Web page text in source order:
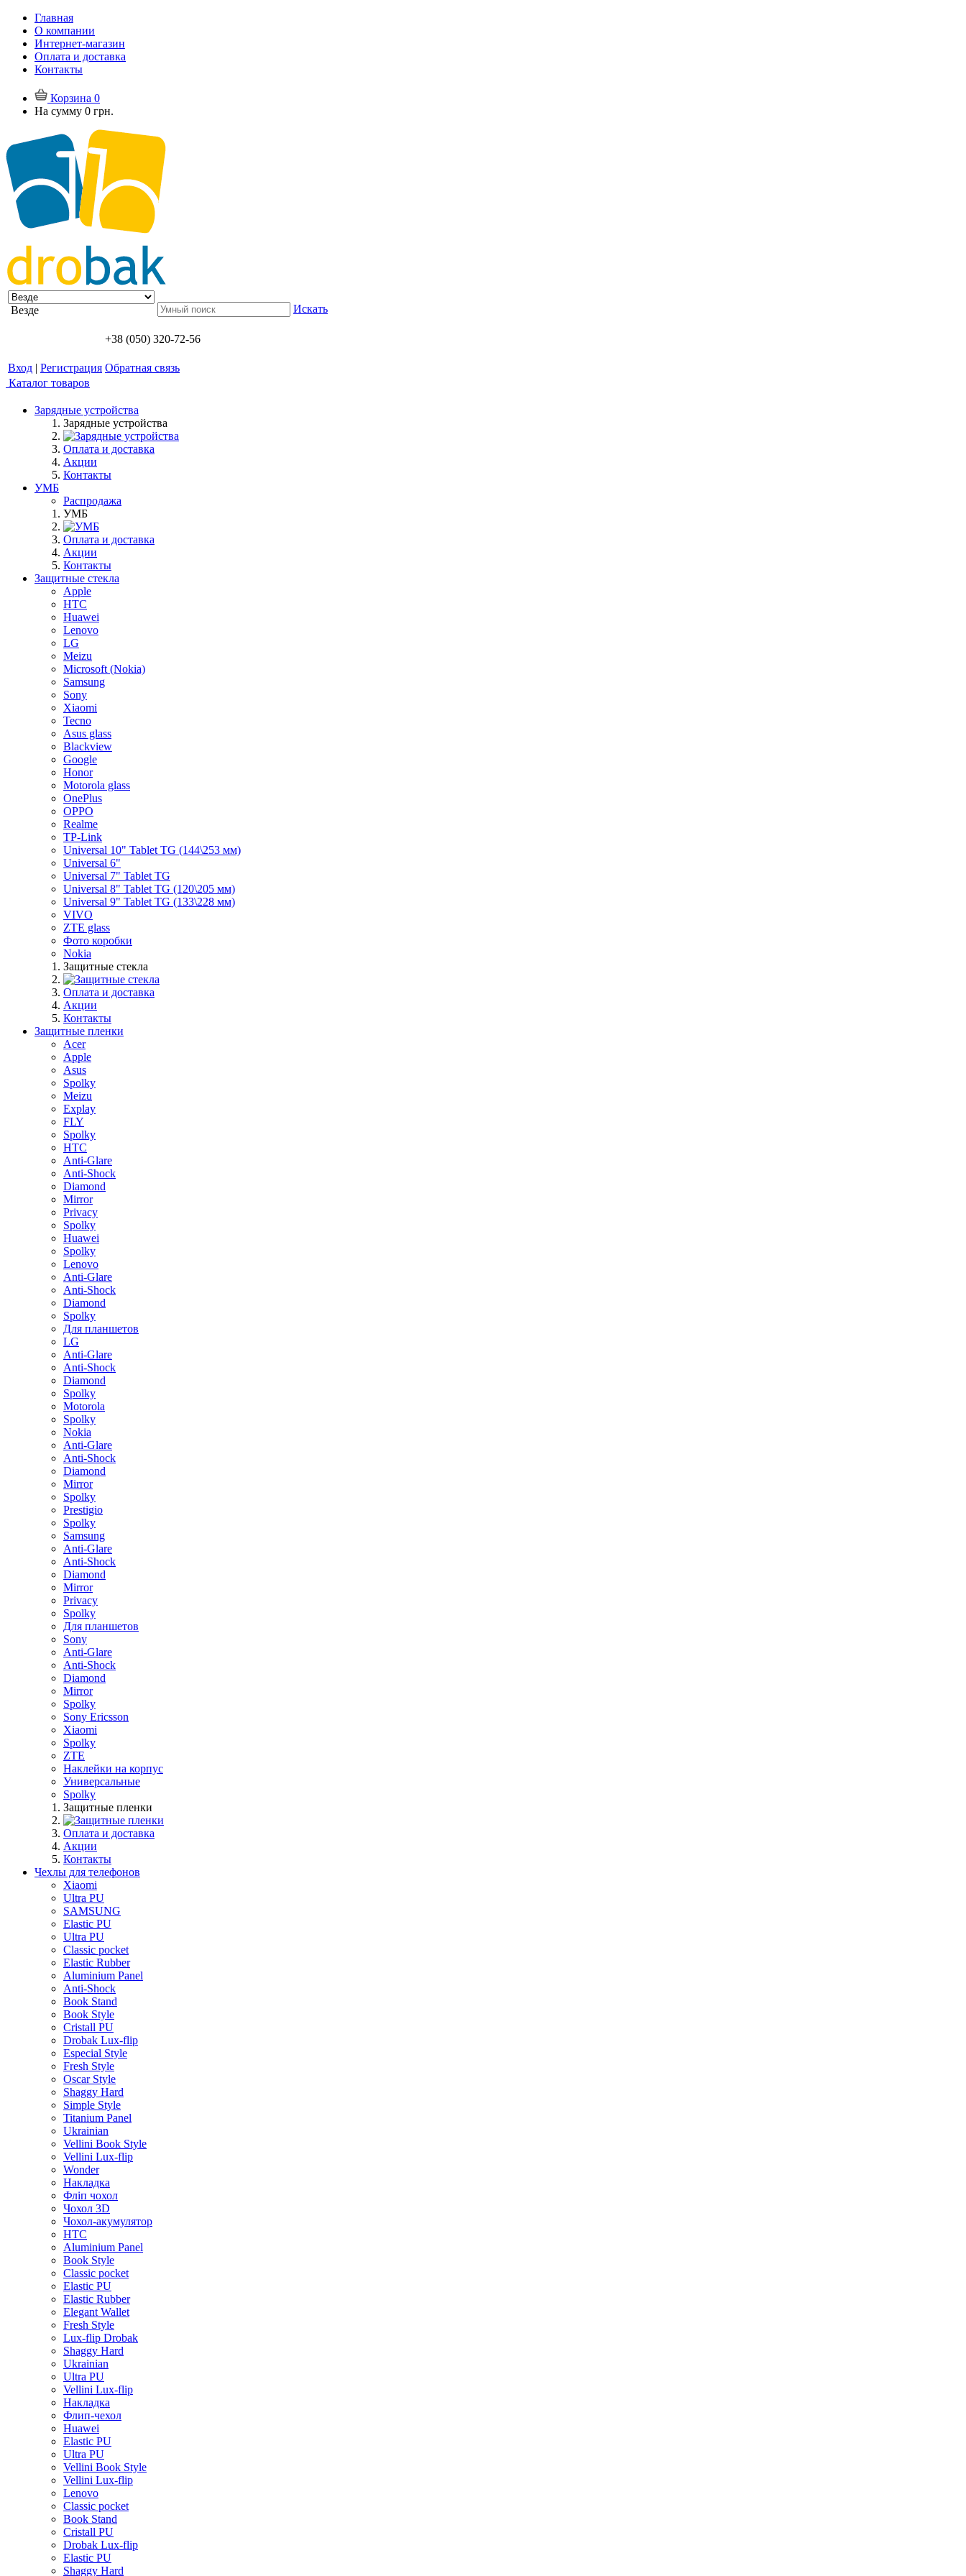
Главная
О компании
Интернет-магазин
Оплата и доставка
Контакты
Корзина 0
На сумму 0 грн.
Везде Искать
+38 (050) 320-72-56
Вход | Регистрация Обратная связь
Каталог товаров
Зарядные устройства
Зарядные устройства
Оплата и доставка
Акции
Контакты
УМБ
Распродажа
УМБ
Оплата и доставка
Акции
Контакты
Защитные стекла
Apple
HTC
Huawei
Lenovo
LG
Meizu
Microsoft (Nokia)
Samsung
Sony
Xiaomi
Tecno
Asus glass
Blackview
Google
Honor
Motorola glass
OnePlus
OPPO
Realme
TP-Link
Universal 10" Tablet TG (144\253 мм)
Universal 6"
Universal 7" Tablet TG
Universal 8" Tablet TG (120\205 мм)
Universal 9" Tablet TG (133\228 мм)
VIVO
ZTE glass
Фото коробки
Nokia
Защитные стекла
Оплата и доставка
Акции
Контакты
Защитные пленки
Acer
Apple
Asus
Spolky
Meizu
Explay
FLY
Spolky
HTC
Anti-Glare
Anti-Shock
Diamond
Mirror
Privacy
Spolky
Huawei
Spolky
Lenovo
Anti-Glare
Anti-Shock
Diamond
Spolky
Для планшетов
LG
Anti-Glare
Anti-Shock
Diamond
Spolky
Motorola
Spolky
Nokia
Anti-Glare
Anti-Shock
Diamond
Mirror
Spolky
Prestigio
Spolky
Samsung
Anti-Glare
Anti-Shock
Diamond
Mirror
Privacy
Spolky
Для планшетов
Sony
Anti-Glare
Anti-Shock
Diamond
Mirror
Spolky
Sony Ericsson
Xiaomi
Spolky
ZTE
Наклейки на корпус
Универсальные
Spolky
Защитные пленки
Оплата и доставка
Акции
Контакты
Чехлы для телефонов
Xiaomi
Ultra PU
SAMSUNG
Elastic PU
Ultra PU
Classic pocket
Elastic Rubber
Aluminium Panel
Anti-Shock
Book Stand
Book Style
Cristall PU
Drobak Lux-flip
Especial Style
Fresh Style
Oscar Style
Shaggy Hard
Simple Style
Titanium Panel
Ukrainian
Vellini Book Style
Vellini Lux-flip
Wonder
Накладка
Фліп чохол
Чохол 3D
Чохол-акумулятор
HTC
Aluminium Panel
Book Style
Classic pocket
Elastic PU
Elastic Rubber
Elegant Wallet
Fresh Style
Lux-flip Drobak
Shaggy Hard
Ukrainian
Ultra PU
Vellini Lux-flip
Накладка
Флип-чехол
Huawei
Elastic PU
Ultra PU
Vellini Book Style
Vellini Lux-flip
Lenovo
Classic pocket
Book Stand
Cristall PU
Drobak Lux-flip
Elastic PU
Shaggy Hard